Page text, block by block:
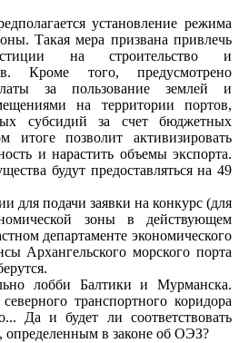
установление режима
Такая мера призвана привлечь
на строительство и
Кроме того, предусмотрено
за пользование землей и
на территории портов,
субсидий за счет бюджетных
итоге позволит активизировать
и нарастить объемы экспорта.
будут предоставляться на 49
для подачи заявки на конкурс (для
зоны в действующем
департаменте экономического
Архангельского морского порта
лобби Балтики и Мурманска.
транспортного коридора
Да и будет ли соответствовать
в законе об ОЭЗ?